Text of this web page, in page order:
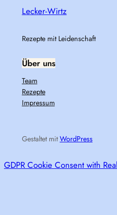
Lecker-Wirtz
Rezepte mit Leidenschaft
Über uns
Team
Rezepte
Impressum
Gestaltet mitWordPress
GDPR Cookie Consent with